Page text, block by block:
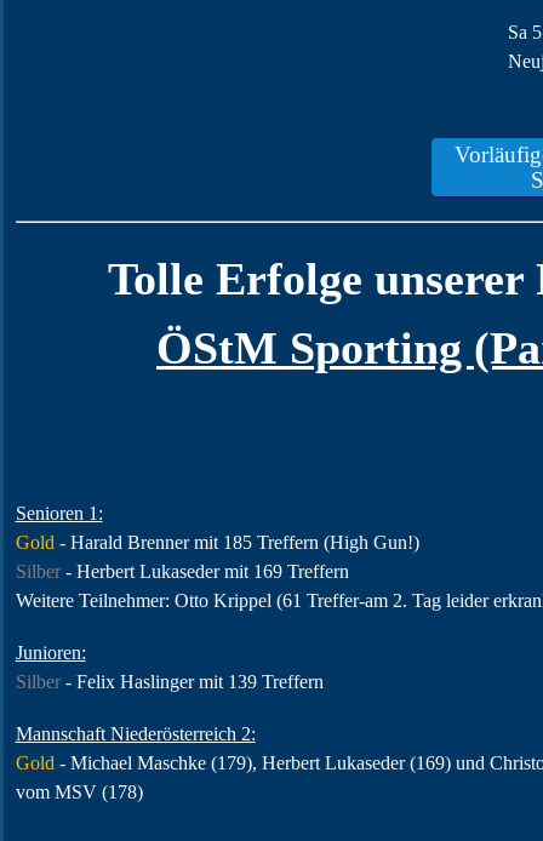
Sa
Tolle Erfolge unserer
ÖStM Sporting
Senioren 1:
Gold - Harald Brenner mit 185 Treffern (High Gun!)
Silber- Herbert Lukaseder mit 169 Treffern
Weitere Teilnehmer: Otto Krippel (61 Treffer-am 2. Tag leider
Junioren:
Silber - Felix Haslinger mit 139 Treffern
Mannschaft Niederösterreich 2:
Gold - Michael Maschke (179), Herbert Lukaseder (169) und
vom MSV (178)